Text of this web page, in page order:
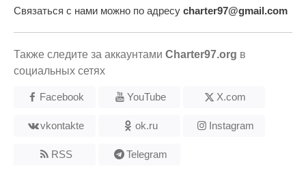
Связаться с нами можно по адресу charter97@gmail.com
Также следите за аккаунтами Charter97.org в
социальных сетях
Facebook YouTube X.com
vkontakte ok.ru Instagram
RSS Telegram